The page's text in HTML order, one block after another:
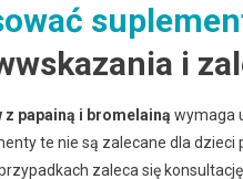
i
papainą i bromelainą wymaga
te nie są zalecane dla dzieci
zaleca się